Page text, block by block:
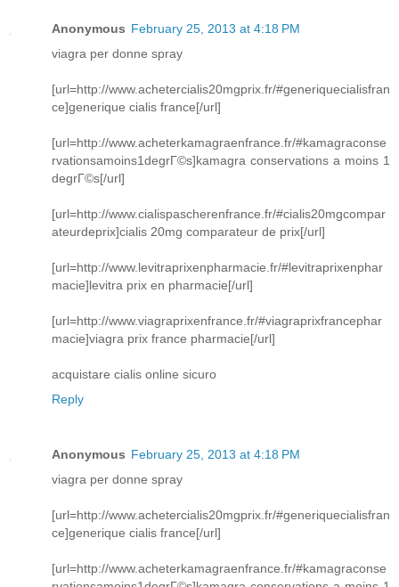
Anonymous February 25, 2013 at 4:18 PM
viagra per donne spray
[url=http://www.achetercialis20mgprix.fr/#generiquecialisfran
ce]generique cialis france[/url]
[url=http://www.acheterkamagraenfrance.fr/#kamagraconse
rvationsamoins1degrГ©s]kamagra conservations a moins 1
degrГ©s[/url]
[url=http://www.cialispascherenfrance.fr/#cialis20mgcompar
ateurdeprix]cialis 20mg comparateur de prix[/url]
[url=http://www.levitraprixenpharmacie.fr/#levitraprixenphar
macie]levitra prix en pharmacie[/url]
[url=http://www.viagraprixenfrance.fr/#viagraprixfrancephar
macie]viagra prix france pharmacie[/url]
acquistare cialis online sicuro
Reply
Anonymous February 25, 2013 at 4:18 PM
viagra per donne spray
[url=http://www.achetercialis20mgprix.fr/#generiquecialisfran
ce]generique cialis france[/url]
[url=http://www.acheterkamagraenfrance.fr/#kamagraconse